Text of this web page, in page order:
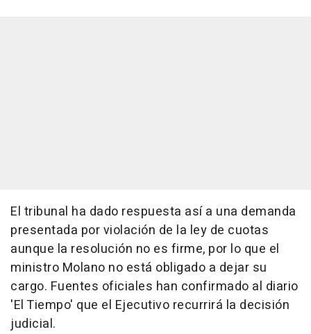
El tribunal ha dado respuesta así a una demanda
presentada por violación de la ley de cuotas
aunque la resolución no es firme, por lo que el
ministro Molano no está obligado a dejar su
cargo. Fuentes oficiales han confirmado al diario
'El Tiempo' que el Ejecutivo recurrirá la decisión
judicial.